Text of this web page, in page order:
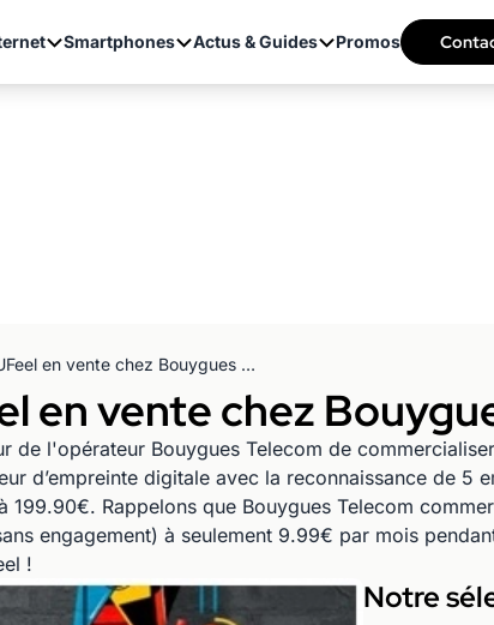
Smartphones Actus & Guides Promos
Nouveauté : Le Wiko UFeel en vente chez Bouygues Telecom
en vente chez
de l'opérateur Bouygues Telecom de
d’empreinte digitale avec la reconnaissance de 5
Rappelons que Bouygues Telecom
engagement) à seulement 9.99€ par mois
!
Notre